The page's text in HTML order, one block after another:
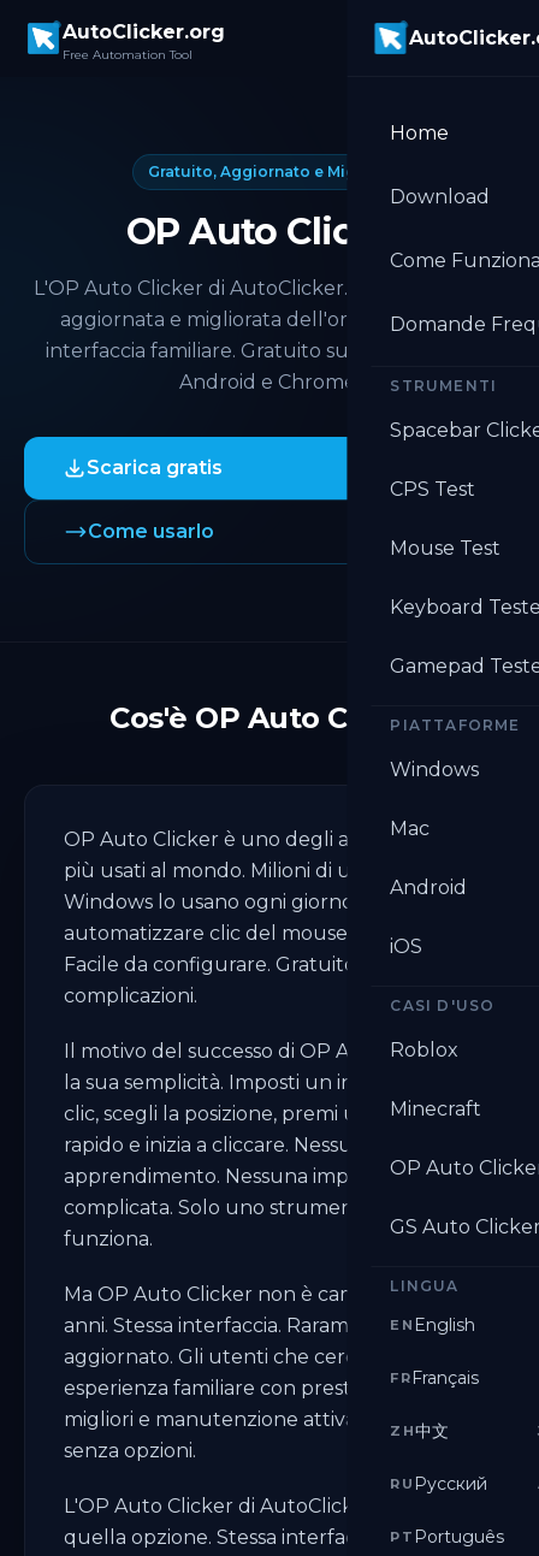
AutoClicker.org
Free Automation Tool
Home
Download
Come
Domande
STRUMENTI
Spacebar
CPS Test
Mouse Test
Keyboard
Gamepad
PIATTAFORME
Windows
Mac
Android
iOS
CASI D'USO
Roblox
Minecraft
OP Auto
GS Auto
LINGUA
EN English
FR Français
ZH中文
RU Русский
PT Português
Gratuito, Aggiornato e Migliore
OP Auto Clicker
L'OP Auto Clicker di AutoClicker.org è la versione
aggiornata e migliorata dell'originale. Stessa
interfaccia familiare. Gratuito su Windows, Mac,
Android e Chrome.
Scarica gratis
Come usarlo
Cos'è OP Auto Clicker
OP Auto Clicker è uno degli auto clicker
più usati al mondo. Milioni di utenti
Windows lo usano ogni giorno per
automatizzare clic del mouse ripetitivi.
Facile da configurare. Gratuito. Senza
complicazioni.
Il motivo del successo di OP Auto Clicker è
la sua semplicità. Imposti un intervallo di
clic, scegli la posizione, premi un tasto
rapido e inizia a cliccare. Nessuna curva di
apprendimento. Nessuna impostazione
complicata. Solo uno strumento che
funziona.
Ma OP Auto Clicker non è cambiato da
anni. Stessa interfaccia. Raramente
aggiornato. Gli utenti che cercano la stessa
esperienza familiare con prestazioni
migliori e manutenzione attiva sono rimasti
senza opzioni.
L'OP Auto Clicker di AutoClicker.org è
quella opzione. Stessa interfaccia che gli